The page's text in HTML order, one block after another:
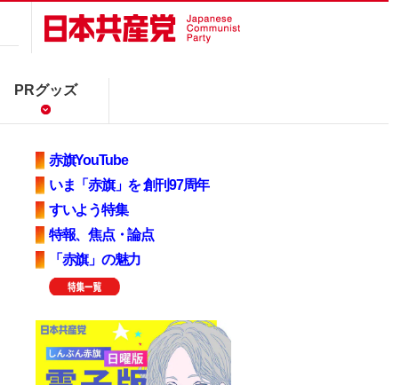
PRグッズ
赤旗YouTube
いま「赤旗」を 創刊97周年
すいよう特集
特報、焦点・論点
「赤旗」の魅力